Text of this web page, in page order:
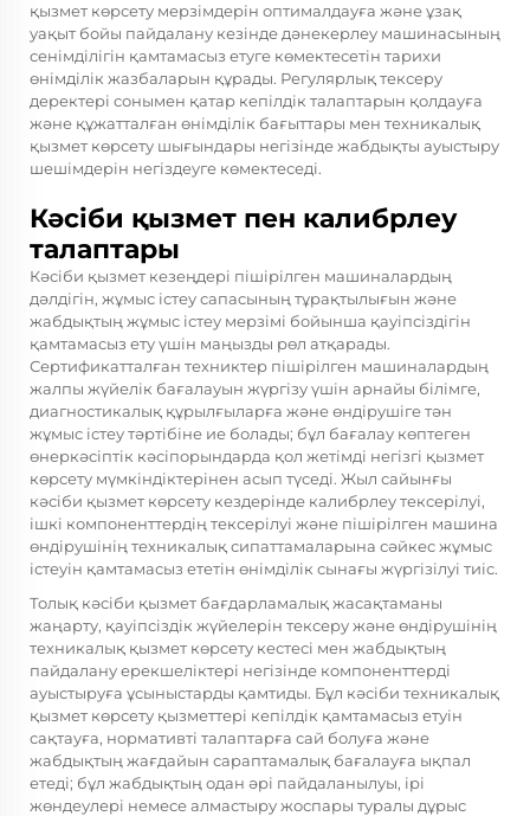
қызмет көрсету мерзімдерін оптималдауға және ұзақ
уақыт бойы пайдалану кезінде дәнекерлеу машинасының
сенімділігін қамтамасыз етуге көмектесетін тарихи
өнімділік жазбаларын құрады. Регулярлық тексеру
деректері сонымен қатар кепілдік талаптарын қолдауға
және құжатталған өнімділік бағыттары мен техникалық
қызмет көрсету шығындары негізінде жабдықты ауыстыру
шешімдерін негіздеуге көмектеседі.
Кәсіби қызмет пен калибрлеу
талаптары
Кәсіби қызмет кезеңдері пішірілген машиналардың
дәлдігін, жұмыс істеу сапасының тұрақтылығын және
жабдықтың жұмыс істеу мерзімі бойынша қауіпсіздігін
қамтамасыз ету үшін маңызды рөл атқарады.
Сертификатталған техниктер пішірілген машиналардың
жалпы жүйелік бағалауын жүргізу үшін арнайы білімге,
диагностикалық құрылғыларға және өндірушіге тән
жұмыс істеу тәртібіне ие болады; бұл бағалау көптеген
өнеркәсіптік кәсіпорындарда қол жетімді негізгі қызмет
көрсету мүмкіндіктерінен асып түседі. Жыл сайынғы
кәсіби қызмет көрсету кездерінде калибрлеу тексерілуі,
ішкі компоненттердің тексерілуі және пішірілген машина
өндірушінің техникалық сипаттамаларына сәйкес жұмыс
істеуін қамтамасыз ететін өнімділік сынағы жүргізілуі тиіс.
Толық кәсіби қызмет бағдарламалық жасақтаманы
жаңарту, қауіпсіздік жүйелерін тексеру және өндірушінің
техникалық қызмет көрсету кестесі мен жабдықтың
пайдалану ерекшеліктері негізінде компоненттерді
ауыстыруға ұсыныстарды қамтиды. Бұл кәсіби техникалық
қызмет көрсету қызметтері кепілдік қамтамасыз етуін
сақтауға, нормативті талаптарға сай болуға және
жабдықтың жағдайын сараптамалық бағалауға ықпал
етеді; бұл жабдықтың одан әрі пайдаланылуы, ірі
жөндеулері немесе алмастыру жоспары туралы дұрыс